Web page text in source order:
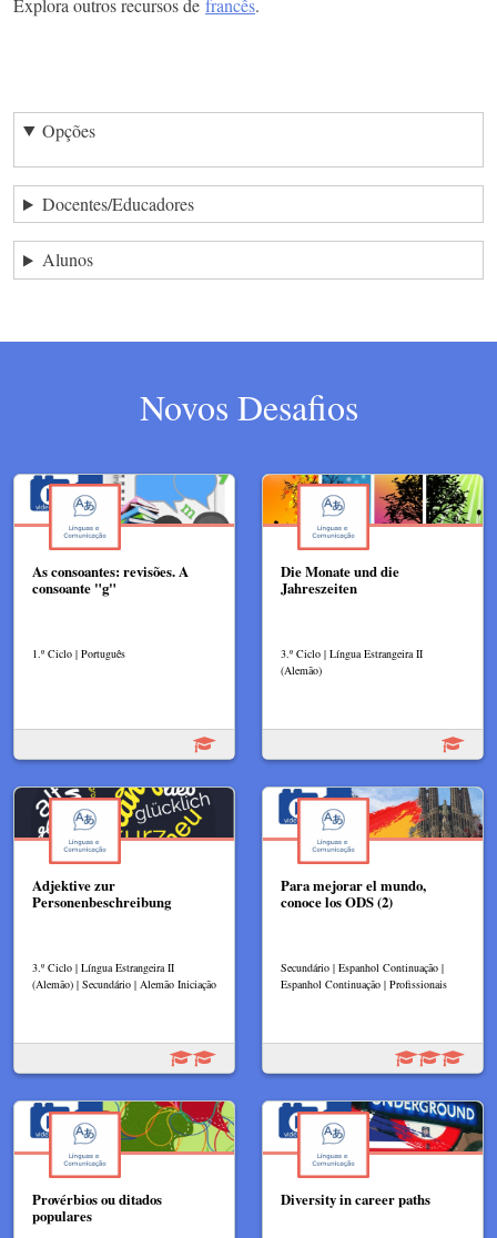
Opções
Docentes/Educadores
Alunos
Novos Desafios
As consoantes: revisões. A
consoante "g"
1.º Ciclo | Português
Die Monate und die
Jahreszeiten
3.º Ciclo | Língua Estrangeira II
(Alemão)
Adjektive zur
Personenbeschreibung
3.º Ciclo | Língua Estrangeira II
(Alemão) | Secundário | Alemão Iniciação
Para mejorar el mundo,
conoce los ODS (2)
Secundário | Espanhol Continuação |
Espanhol Continuação | Profissionais
Provérbios ou ditados
populares
Diversity in career paths